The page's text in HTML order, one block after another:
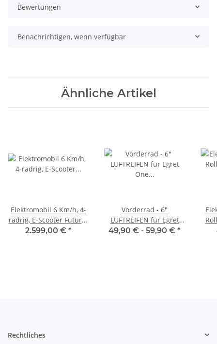
Bewertungen
Benachrichtigen, wenn verfügbar
Ähnliche Artikel
Elektromobil 6 Km/h, 4-
rädrig, E-Scooter Future-
Bikes "MINI" -
2.599,00 € *
Vorderrad - 6"
LUFTREIFEN für Egret
One (Zubehör) - NICHT
49,90 € - 59,90 € *
Rechtliches